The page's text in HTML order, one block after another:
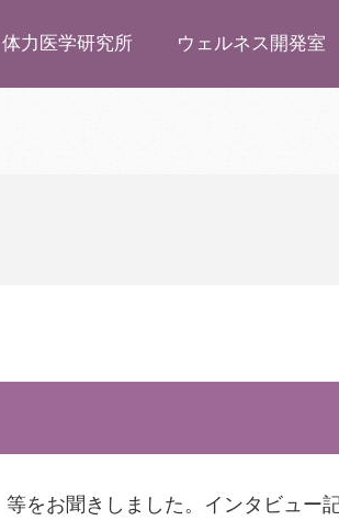
体力医学研究所 ウェルネス開発室
をお聞きしました。インタビュー